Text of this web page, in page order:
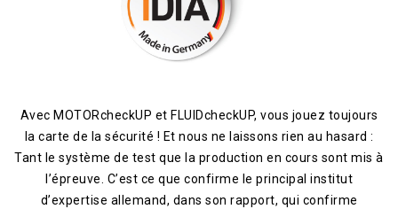
Avec MOTORcheckUP et FLUIDcheckUP, vous jouez toujours
la carte de la sécurité ! Et nous ne laissons rien au hasard :
Tant le système de test que la production en cours sont mis à
l’épreuve. C’est ce que confirme le principal institut
d’expertise allemand, dans son rapport, qui confirme